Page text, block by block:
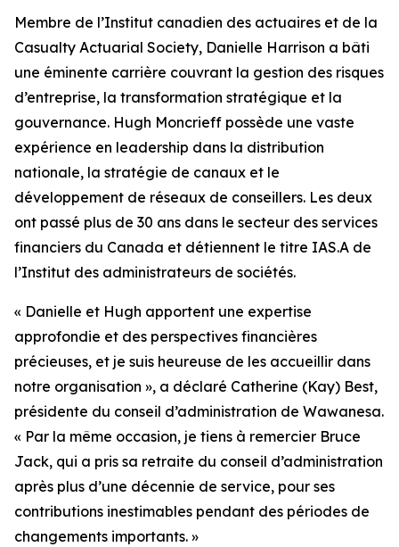
Membre de l’Institut canadien des actuaires et de la
Casualty Actuarial Society, Danielle Harrison a bâti
une éminente carrière couvrant la gestion des risques
d’entreprise, la transformation stratégique et la
gouvernance. Hugh Moncrieff possède une vaste
expérience en leadership dans la distribution
nationale, la stratégie de canaux et le
développement de réseaux de conseillers. Les deux
ont passé plus de 30 ans dans le secteur des services
financiers du Canada et détiennent le titre IAS.A de
l’Institut des administrateurs de sociétés.
« Danielle et Hugh apportent une expertise
approfondie et des perspectives financières
précieuses, et je suis heureuse de les accueillir dans
notre organisation », a déclaré Catherine (Kay) Best,
présidente du conseil d’administration de Wawanesa.
« Par la même occasion, je tiens à remercier Bruce
Jack, qui a pris sa retraite du conseil d’administration
après plus d’une décennie de service, pour ses
contributions inestimables pendant des périodes de
changements importants. »